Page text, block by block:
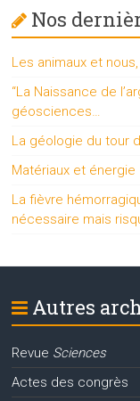
Nos
Les animaux et
“La Naissance de
géosciences…
La géologie du tour
Matériaux et énergie
La fièvre
nécessaire mais
Autres
Revue Sciences
Actes des congrès